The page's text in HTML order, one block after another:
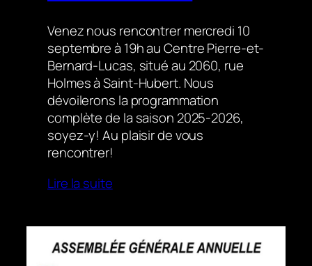
Venez nous rencontrer mercredi 10
septembre à 19h au Centre Pierre-et-
Bernard-Lucas, situé au 2060, rue
Holmes à Saint-Hubert. Nous
dévoilerons la programmation
complète de la saison 2025-2026,
soyez-y! Au plaisir de vous
rencontrer!
Lire la suite